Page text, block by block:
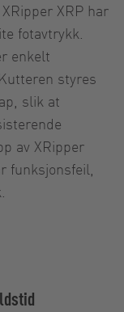
XRP har
fotavtrykk.
enkelt
styres
slik at
av XRipper
funksjonsfeil,